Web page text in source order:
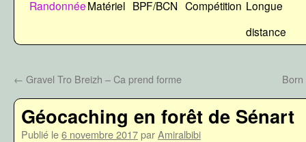
RandonnéeMatériel BPF/BCN Compétition Longue
distance
← Gravel Tro Breizh – Ca prend forme
Géocaching en forêt de Sénart
Publié le6 novembre 2017parAmiralbibi